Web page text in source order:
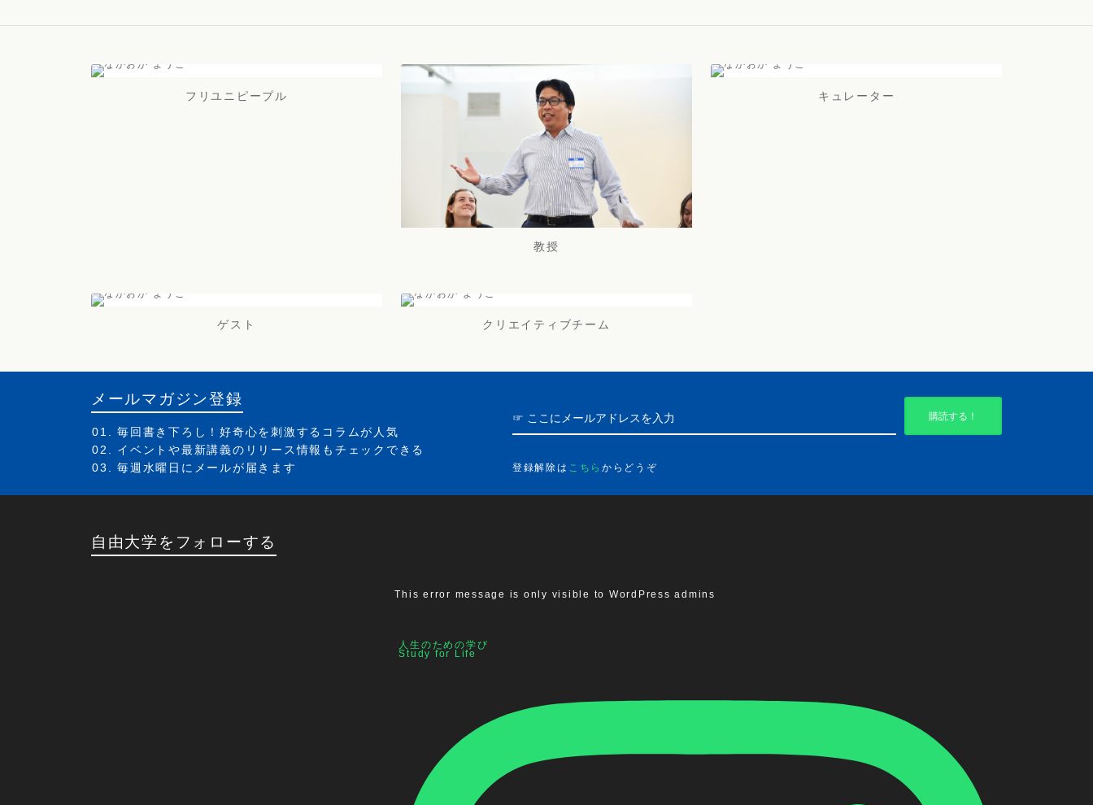
フリユニピープル
教授
キュレーター
ゲスト クリエイティブチーム
メールマガジン登録
毎回書き下ろし！好奇心を刺激するコラムが人気
イベントや最新講義のリリース情報もチェックできる
毎週水曜日にメールが届きます
購読する！
登録解除は こちら からどうぞ
自由大学をフォローする
This error message is only visible to WordPress admins
人生のための学び
Study for Life